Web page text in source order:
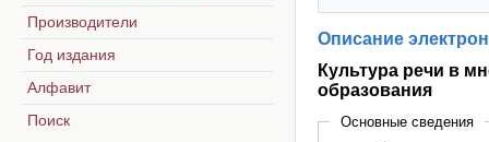
Описание
Культура речи в
образования
Основные сведения
Производители
Год издания
Алфавит
Поиск